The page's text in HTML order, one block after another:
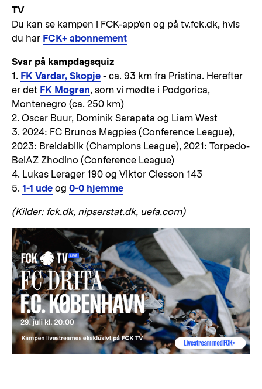
TV
Du kan se kampen i FCK-app'en og på tv.fck.dk, hvis
du har FCK+ abonnement
Svar på kampdagsquiz
1. FK Vardar, Skopje - ca. 93 km fra Pristina. Herefter
er det FK Mogren, som vi mødte i Podgorica,
Montenegro (ca. 250 km)
2. Oscar Buur, Dominik Sarapata og Liam West
3. 2024: FC Brunos Magpies (Conference League),
2023: Breidablik (Champions League), 2021: Torpedo-
BelAZ Zhodino (Conference League)
4. Lukas Lerager 190 og Viktor Clesson 143
5. 1-1 ude og 0-0 hjemme
(Kilder: fck.dk, nipserstat.dk, uefa.com)